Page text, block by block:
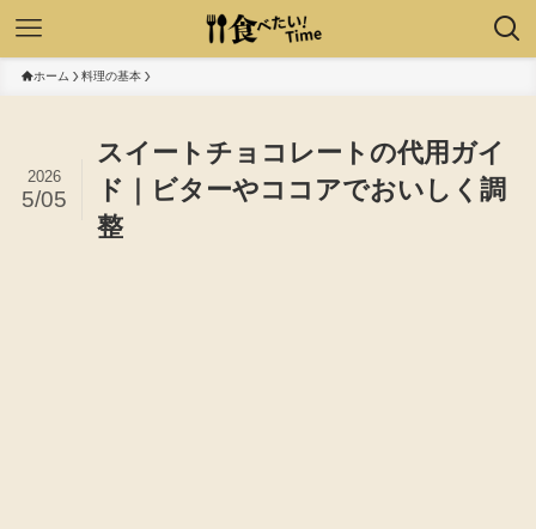
ホーム 料理の基本
スイートチョコレートの代用ガイ
ド｜ビターやココアでおいしく調
整
2026
5/05